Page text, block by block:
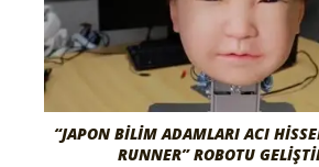
“JAPON BILIM ADAMLARI ACI
RUNNER” ROBOTU